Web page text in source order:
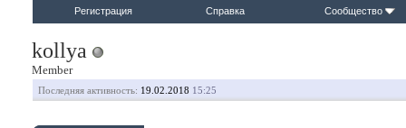
Регистрация Справка Сообщество
kollya
Member
Последняя активность: 19.02.2018 15:25